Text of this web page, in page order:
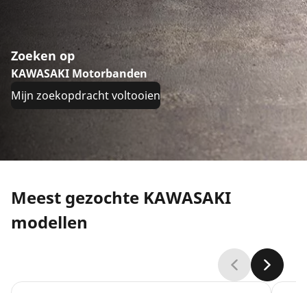
Zoeken op
KAWASAKI Motorbanden
Mijn zoekopdracht voltooien
Meest gezochte KAWASAKI
modellen